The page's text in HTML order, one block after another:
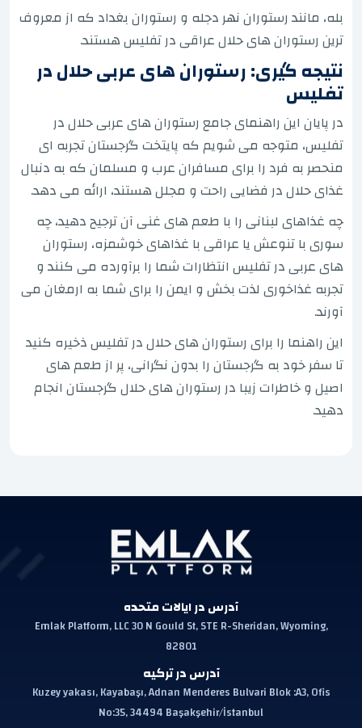
بله، مانند رستوران نهر دجله و رستوران بغداد که از معروف
ترین رستوران های حلال عراقی در تفلیس هستند.
نتیجه گیری: رستوران های عربی حلال در
تفلیس
در پایان این راهنمای جامع رستوران های عربی حلال در
تفلیس، متوجه می شویم که پایتخت گرجستان تجربه ای
منحصر به فرد را برای مسافران عرب و مسلمان که به دنبال
غذای حلال در فضایی راحت و مجلل هستند، ارائه می دهد.
چه غذاهای لبنانی را با طعم های غنی آن ترجیح دهید، چه
سوری با تنوعش یا عراقی با غذاهای خوشمزه، رستوران
های عربی در تفلیس انتظارات شما را برآورده می کنند و
تجربه غذاخوری لذت بخش و ایمن را برای شما به ارمغان می
آورند.
این راهنما را برای رستوران های حلال در تفلیس ذخیره کنید
تا سفر خود به گرجستان را بدون نگرانی، پر از طعم های
اصیل و خاطرات زیبا در رستوران های حلال گرجستان انجام
دهید.
آدرس در ایالات متحده
Emlak Platform, LLC 30 N Gould St, STE R-Sheridan, Wyoming,
82801
آدرس در ترکیه
Kuzey yakası, Kayabaşı, Adnan Menderes Bulvari Blok :A3, Ofis
No:35, 34494 Başakşehir/İstanbul